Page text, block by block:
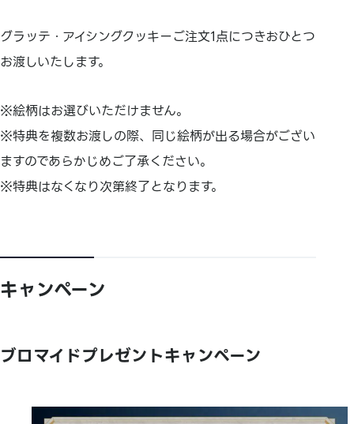
グラッテ・アイシングクッキーご注文1点につきおひとつ
お渡しいたします。
※絵柄はお選びいただけません。
※特典を複数お渡しの際、同じ絵柄が出る場合がござい
ますのであらかじめご了承ください。
※特典はなくなり次第終了となります。
キャンペーン
ブロマイドプレゼントキャンペーン